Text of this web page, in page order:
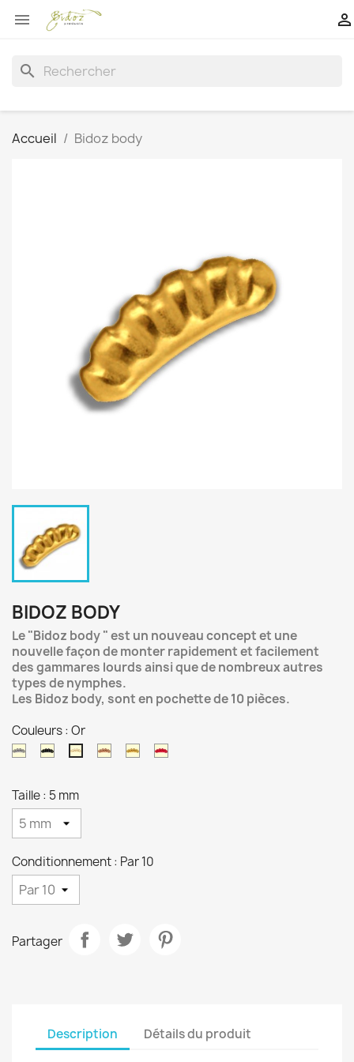
 
search
Accueil Bidoz body
BIDOZ BODY
Le "Bidoz body " est un nouveau concept et une
nouvelle façon de monter rapidement et facilement
des gammares lourds ainsi que de nombreux autres
types de nymphes.
Les Bidoz body, sont en pochette de 10 pièces.
Couleurs : Or
NaturelNoir Or CuivreOrangeRouge
Taille : 5 mm
Conditionnement : Par 10
Partager
Description Détails du produit